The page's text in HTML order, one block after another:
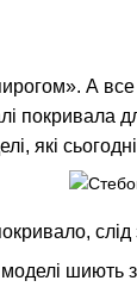
А
покривала
які
слід
шиють